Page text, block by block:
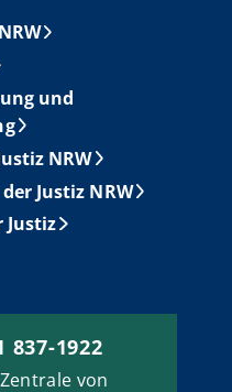
und
NRW
Justiz NRW
Justiz
1922
von